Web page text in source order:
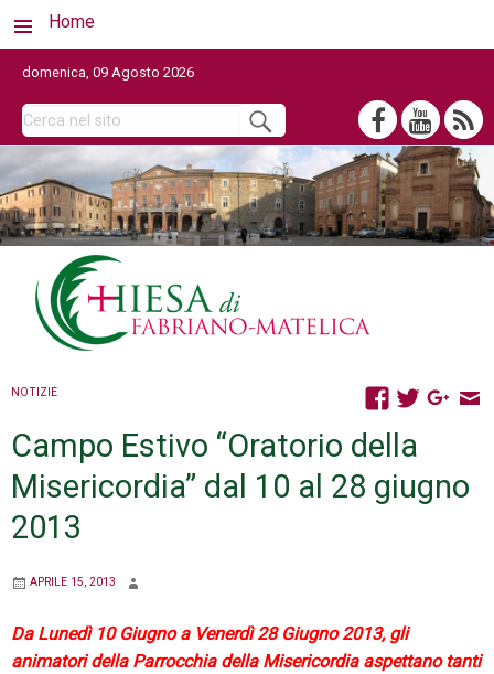
Home
domenica, 09 Agosto 2026
NOTIZIE
Campo Estivo “Oratorio della
Misericordia” dal 10 al 28 giugno
2013
APRILE 15, 2013
Da Lunedì 10 Giugno a Venerdì 28 Giugno 2013, gli
animatori della Parrocchia della Misericordia aspettano tanti